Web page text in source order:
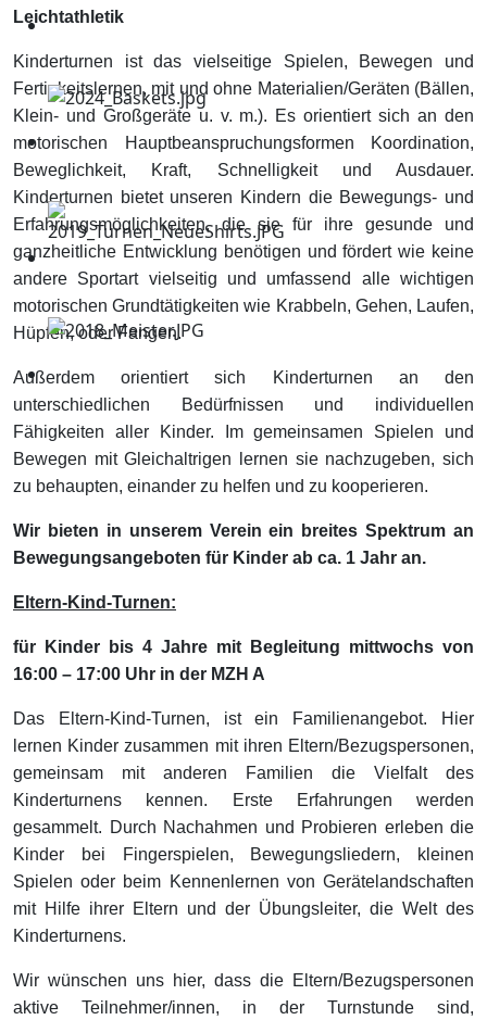
Leichtathletik
Kinderturnen ist das vielseitige Spielen, Bewegen und
Fertigkeitslernen, mit und ohne Materialien/Geräten (Bällen,
Klein- und Großgeräte u. v. m.). Es orientiert sich an den
motorischen Hauptbeanspruchungsformen Koordination,
Beweglichkeit, Kraft, Schnelligkeit und Ausdauer.
Kinderturnen bietet unseren Kindern die Bewegungs- und
Erfahrungsmöglichkeiten, die sie für ihre gesunde und
ganzheitliche Entwicklung benötigen und fördert wie keine
andere Sportart vielseitig und umfassend alle wichtigen
motorischen Grundtätigkeiten wie Krabbeln, Gehen, Laufen,
Hüpfen, oder Fangen.
Außerdem orientiert sich Kinderturnen an den
unterschiedlichen Bedürfnissen und individuellen
Fähigkeiten aller Kinder. Im gemeinsamen Spielen und
Bewegen mit Gleichaltrigen lernen sie nachzugeben, sich
zu behaupten, einander zu helfen und zu kooperieren.
Wir bieten in unserem Verein ein breites Spektrum an
Bewegungsangeboten für Kinder ab ca. 1 Jahr an.
Eltern-Kind-Turnen:
für Kinder bis 4 Jahre mit Begleitung mittwochs von
16:00 – 17:00 Uhr in der MZH A
Das Eltern-Kind-Turnen, ist ein Familienangebot. Hier
lernen Kinder zusammen mit ihren Eltern/Bezugspersonen,
gemeinsam mit anderen Familien die Vielfalt des
Kinderturnens kennen. Erste Erfahrungen werden
gesammelt. Durch Nachahmen und Probieren erleben die
Kinder bei Fingerspielen, Bewegungsliedern, kleinen
Spielen oder beim Kennenlernen von Gerätelandschaften
mit Hilfe ihrer Eltern und der Übungsleiter, die Welt des
Kinderturnens.
Wir wünschen uns hier, dass die Eltern/Bezugspersonen
aktive Teilnehmer/innen, in der Turnstunde sind,